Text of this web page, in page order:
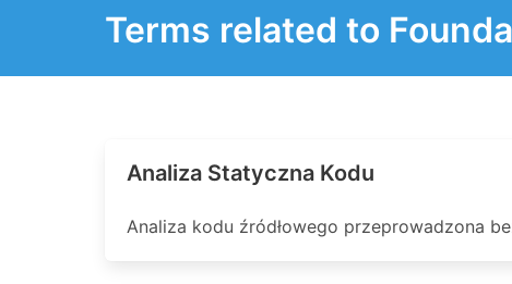
Terms related to
Analiza Statyczna Kodu
Analiza kodu źródłowego przeprowadzona